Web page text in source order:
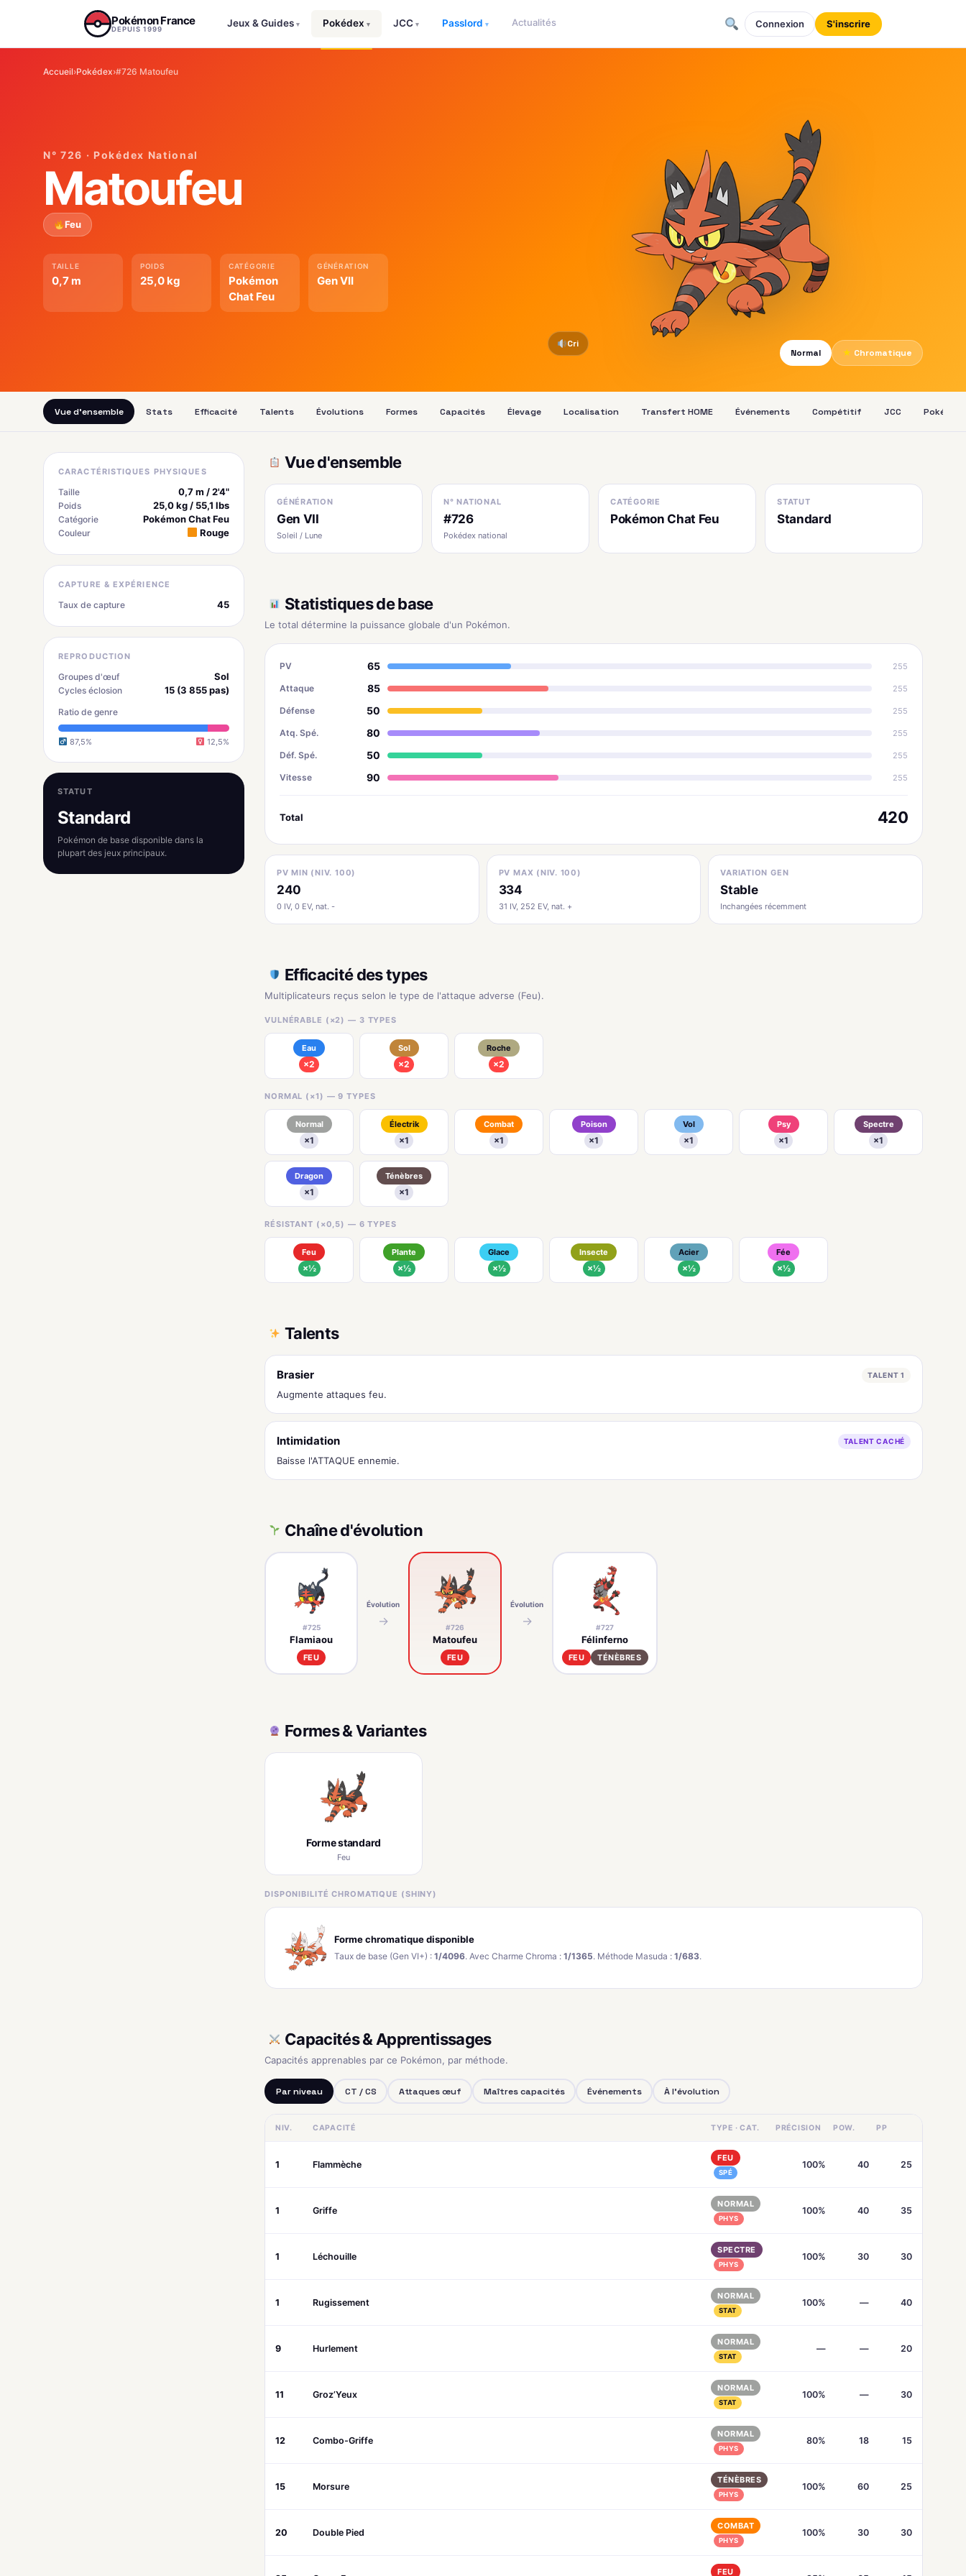
Pokémon France
DEPUIS 1999
Jeux & Guides ▾ Pokédex ▾ JCC ▾ Passlord ▾ Actualités Connexion S'inscrire
Accueil›Pokédex›#726 Matoufeu
N° 726 · Pokédex National
Matoufeu
Feu
TAILLE
0,7 m
POIDS
25,0 kg
CATÉGORIE
Pokémon
Chat Feu
GÉNÉRATION
Gen VII
Cri
Normal
★ Chromatique
Vue d'ensemble Stats Efficacité Talents Évolutions Formes Capacités Élevage Localisation Transfert HOME Événements Compétitif JCC Pokédex
CARACTÉRISTIQUES PHYSIQUES
Taille 0,7 m / 2'4"
Poids 25,0 kg / 55,1 lbs
Catégorie Pokémon Chat Feu
Couleur Rouge
CAPTURE & EXPÉRIENCE
Taux de capture 45
REPRODUCTION
Groupes d'œuf Sol
Cycles éclosion 15 (3 855 pas)
Ratio de genre
87,5% 12,5%
STATUT
Standard
Pokémon de base disponible dans la
plupart des jeux principaux.
Vue d'ensemble
GÉNÉRATION
Gen VII
Soleil / Lune
N° NATIONAL
#726
Pokédex national
CATÉGORIE
Pokémon Chat Feu
STATUT
Standard
Statistiques de base
Le total détermine la puissance globale d'un Pokémon.
PV 65 255
Attaque 85 255
Défense 50 255
Atq. Spé. 80 255
Déf. Spé. 50 255
Vitesse 90 255
Total 420
PV MIN (NIV. 100)
240
0 IV, 0 EV, nat. -
PV MAX (NIV. 100)
334
31 IV, 252 EV, nat. +
VARIATION GEN
Stable
Inchangées récemment
Efficacité des types
Multiplicateurs reçus selon le type de l'attaque adverse (Feu).
VULNÉRABLE (×2) — 3 TYPES
Eau
×2
Sol
×2
Roche
×2
NORMAL (×1) — 9 TYPES
Normal
×1
Électrik
×1
Combat
×1
Poison
×1
Vol
×1
Psy
×1
Spectre
×1
Dragon
×1
Ténèbres
×1
RÉSISTANT (×0,5) — 6 TYPES
Feu
×½
Plante
×½
Glace
×½
Insecte
×½
Acier
×½
Fée
×½
Talents
Brasier TALENT 1
Augmente attaques feu.
Intimidation TALENT CACHÉ
Baisse l'ATTAQUE ennemie.
Chaîne d'évolution
#725
Flamiaou
FEU
Évolution
→ #726
Matoufeu
FEU
Évolution
→ #727
Félinferno
FEU TÉNÈBRES
Formes & Variantes
Forme standard
Feu
DISPONIBILITÉ CHROMATIQUE (SHINY)
Forme chromatique disponible
Taux de base (Gen VI+) : 1/4096. Avec Charme Chroma : 1/1365. Méthode Masuda : 1/683.
Capacités & Apprentissages
Capacités apprenables par ce Pokémon, par méthode.
Par niveau CT / CS Attaques œuf Maîtres capacités Événements À l'évolution
NIV. CAPACITÉ TYPE · CAT. PRÉCISION POW. PP
1 Flammèche
FEU
SPÉ
100% 40 25
1 Griffe
NORMAL
PHYS
100% 40 35
1 Léchouille
SPECTRE
PHYS
100% 30 30
1 Rugissement
NORMAL
STAT
100% — 40
9 Hurlement
NORMAL
STAT
— — 20
11 Groz’Yeux
NORMAL
STAT
100% — 30
12 Combo-Griffe
NORMAL
PHYS
80% 18 15
15 Morsure
TÉNÈBRES
PHYS
100% 60 25
20 Double Pied
COMBAT
PHYS
100% 30 30
FEU